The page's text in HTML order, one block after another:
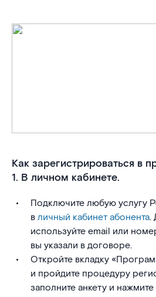
Как зарегистрироваться в
1. В личном кабинете.
Подключите любую услугу
вличный кабинет абонента.
используйте email или
вы указали в договоре.
Откройте вкладку
и пройдите процедуру
заполните анкету и